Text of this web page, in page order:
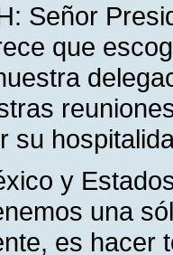
Señor
que
su
y
una
es hacer